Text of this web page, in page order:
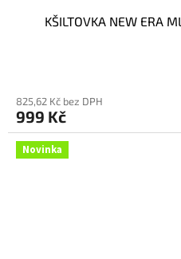
KŠILTOVKA NEW ERA
825,62 Kč bez DPH
999 Kč
Novinka